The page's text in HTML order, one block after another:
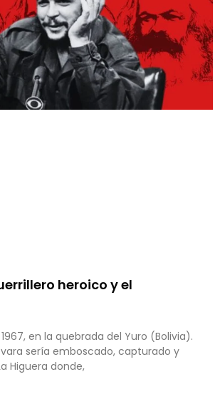
heroico y el
en la quebrada del Yuro (Bolivia).
sería emboscado, capturado y
Higuera donde,